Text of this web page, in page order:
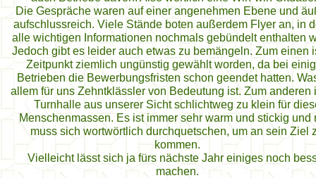
Die Gespräche waren auf einer angenehmen Ebene und
aufschlussreich. Viele Stände boten außerdem Flyer an, in
alle wichtigen Informationen nochmals gebündelt enthalten
Jedoch gibt es leider auch etwas zu bemängeln. Zum einen
Zeitpunkt ziemlich ungünstig gewählt worden, da bei
Betrieben die Bewerbungsfristen schon geendet hatten.
allem für uns Zehntklässler von Bedeutung ist. Zum anderen
Turnhalle aus unserer Sicht schlichtweg zu klein für
Menschenmassen. Es ist immer sehr warm und stickig und
muss sich wortwörtlich durchquetschen, um an sein Ziel
kommen.
Vielleicht lässt sich ja fürs nächste Jahr einiges noch
machen.